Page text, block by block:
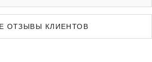
ОТЗЫВЫ КЛИЕНТОВ